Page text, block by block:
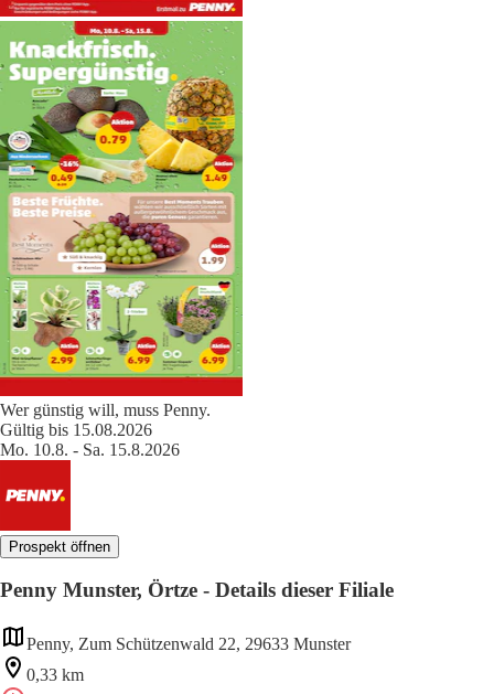
Wer günstig will, muss Penny.
Gültig bis 15.08.2026
Mo. 10.8. - Sa. 15.8.2026
Prospekt öffnen
Penny Munster, Örtze - Details dieser Filiale
Penny, Zum Schützenwald 22, 29633 Munster
0,33 km